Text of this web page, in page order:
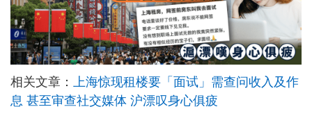
相关文章： 上海惊现租楼要「面试」需查问收入及作
息 甚至审查社交媒体 沪漂叹身心俱疲